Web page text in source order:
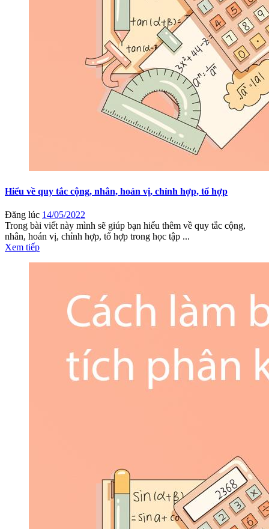
Hiểu về quy tắc cộng, nhân, hoán vị, chỉnh hợp, tổ hợp
Đăng lúc 14/05/2022
Trong bài viết này mình sẽ giúp bạn hiểu thêm về quy tắc cộng,
nhân, hoán vị, chỉnh hợp, tổ hợp trong học tập ...
Xem tiếp